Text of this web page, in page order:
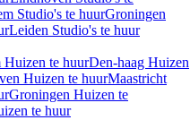
Studio's te huurGroningen
Leiden Studio's te huur
Huizen te huurDen-haag Huizen
Huizen te huurMaastricht
Groningen Huizen te
te huur